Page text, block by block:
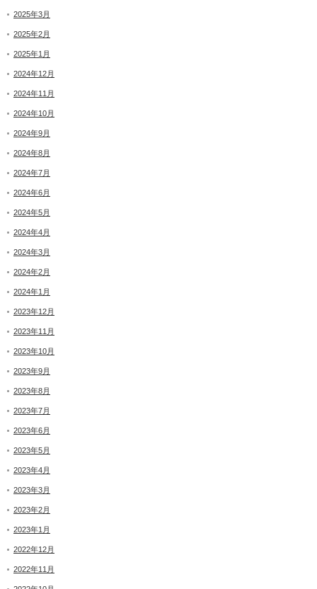
2025年3月
2025年2月
2025年1月
2024年12月
2024年11月
2024年10月
2024年9月
2024年8月
2024年7月
2024年6月
2024年5月
2024年4月
2024年3月
2024年2月
2024年1月
2023年12月
2023年11月
2023年10月
2023年9月
2023年8月
2023年7月
2023年6月
2023年5月
2023年4月
2023年3月
2023年2月
2023年1月
2022年12月
2022年11月